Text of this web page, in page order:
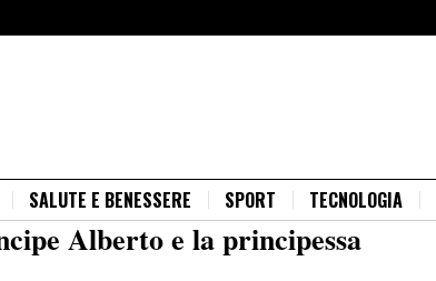
SALUTE E BENESSERE SPORT TECNOLOGIA
Alberto e la principessa